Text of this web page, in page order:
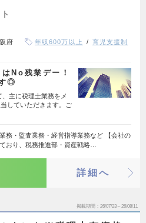
府 年収600万以上
育児支援制
No残業デー！
◎
、主に税理士業務をメ
していただきます。ご
務・監査業務・経営指導業務など 【会社の
おり、税務推進部・資産戦略…
詳細へ
掲載期間 26/07/23～26/08/11